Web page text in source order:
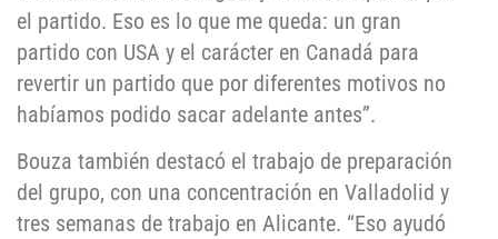
el partido. Eso es lo que me queda: un gran
partido con USA y el carácter en Canadá para
revertir un partido que por diferentes motivos no
habíamos podido sacar adelante antes”.
Bouza también destacó el trabajo de preparación
del grupo, con una concentración en Valladolid y
tres semanas de trabajo en Alicante. “Eso ayudó